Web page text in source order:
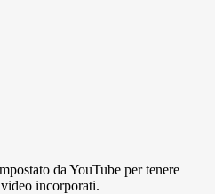
da YouTube per tenere
incorporati.